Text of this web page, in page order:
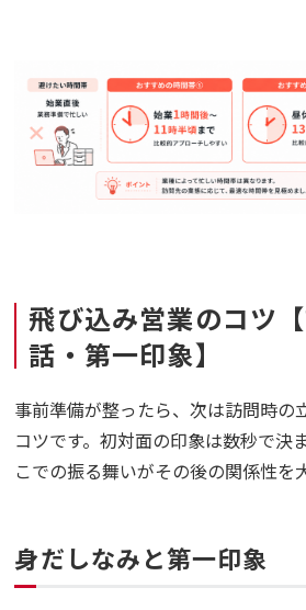
飛び込み営業のコツ
話・第一印象】
事前準備が整ったら、次は訪問時の
コツです。初対面の印象は数秒で決
こでの振る舞いがその後の関係性を
身だしなみと第一印象